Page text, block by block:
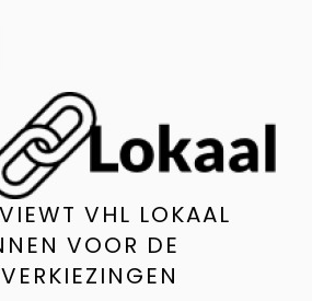
VHL LOKAAL
VOOR DE